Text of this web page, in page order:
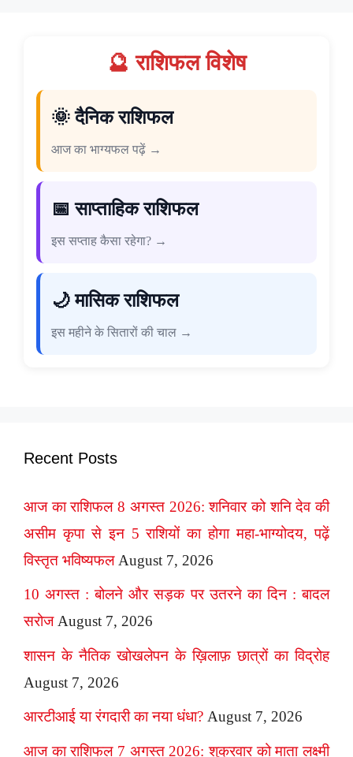
🔮 राशिफल विशेष
🌞 दैनिक राशिफल
आज का भाग्यफल पढ़ें →
📅 साप्ताहिक राशिफल
इस सप्ताह कैसा रहेगा? →
🌙 मासिक राशिफल
इस महीने के सितारों की चाल →
Recent Posts
आज का राशिफल 8 अगस्त 2026: शनिवार को शनि देव की
असीम कृपा से इन 5 राशियों का होगा महा-भाग्योदय, पढ़ें
विस्तृत भविष्यफल August 7, 2026
10 अगस्त : बोलने और सड़क पर उतरने का दिन : बादल
सरोज August 7, 2026
शासन के नैतिक खोखलेपन के ख़िलाफ़ छात्रों का विद्रोह
August 7, 2026
आरटीआई या रंगदारी का नया धंधा? August 7, 2026
आज का राशिफल 7 अगस्त 2026: शुक्रवार को माता लक्ष्मी